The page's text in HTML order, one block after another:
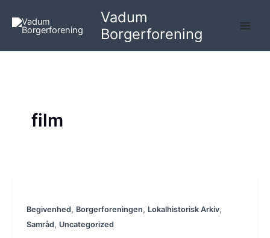
indholdet
Vadum
Borgerforening
film
Begivenhed, Borgerforeningen, Lokalhistorisk Arkiv,
Samråd, Uncategorized